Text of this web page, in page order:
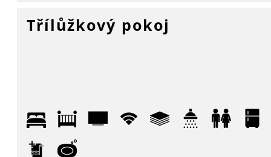
Třílůžkový pokoj